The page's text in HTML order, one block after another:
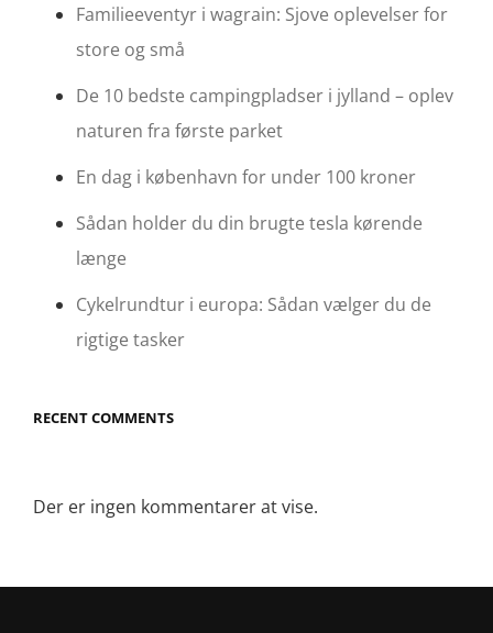
Familieeventyr i wagrain: Sjove oplevelser for
store og små
De 10 bedste campingpladser i jylland – oplev
naturen fra første parket
En dag i københavn for under 100 kroner
Sådan holder du din brugte tesla kørende
længe
Cykelrundtur i europa: Sådan vælger du de
rigtige tasker
RECENT COMMENTS
Der er ingen kommentarer at vise.